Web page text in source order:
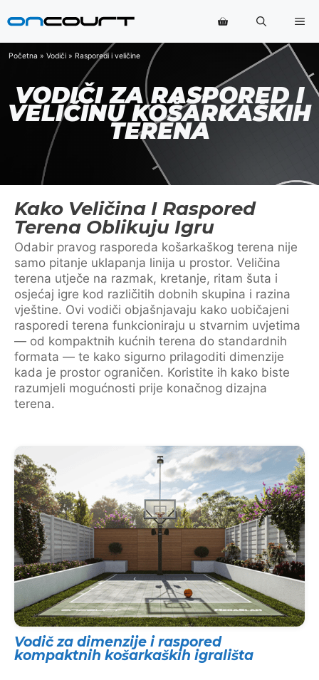
na
Početna » Vodiči » Rasporedi i veličine
VODIČI ZA RASPORED I
VELIČINU KOŠARKAŠKIH
TERENA
Kako Veličina I Raspored
Terena Oblikuju Igru
Odabir pravog rasporeda košarkaškog terena nije
samo pitanje uklapanja linija u prostor. Veličina
terena utječe na razmak, kretanje, ritam šuta i
osjećaj igre kod različitih dobnih skupina i razina
vještine. Ovi vodiči objašnjavaju kako uobičajeni
rasporedi terena funkcioniraju u stvarnim uvjetima
— od kompaktnih kućnih terena do standardnih
formata — te kako sigurno prilagoditi dimenzije
kada je prostor ograničen. Koristite ih kako biste
razumjeli mogućnosti prije konačnog dizajna
terena.
Vodič za dimenzije i raspored
kompaktnih košarkaških igrališta